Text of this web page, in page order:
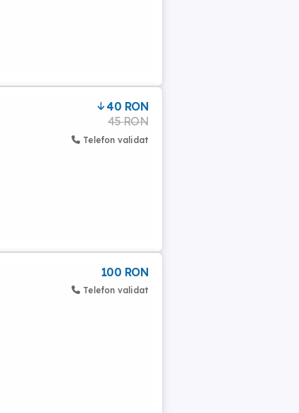
40 RON
45 RON
Telefon validat
100 RON
Telefon validat